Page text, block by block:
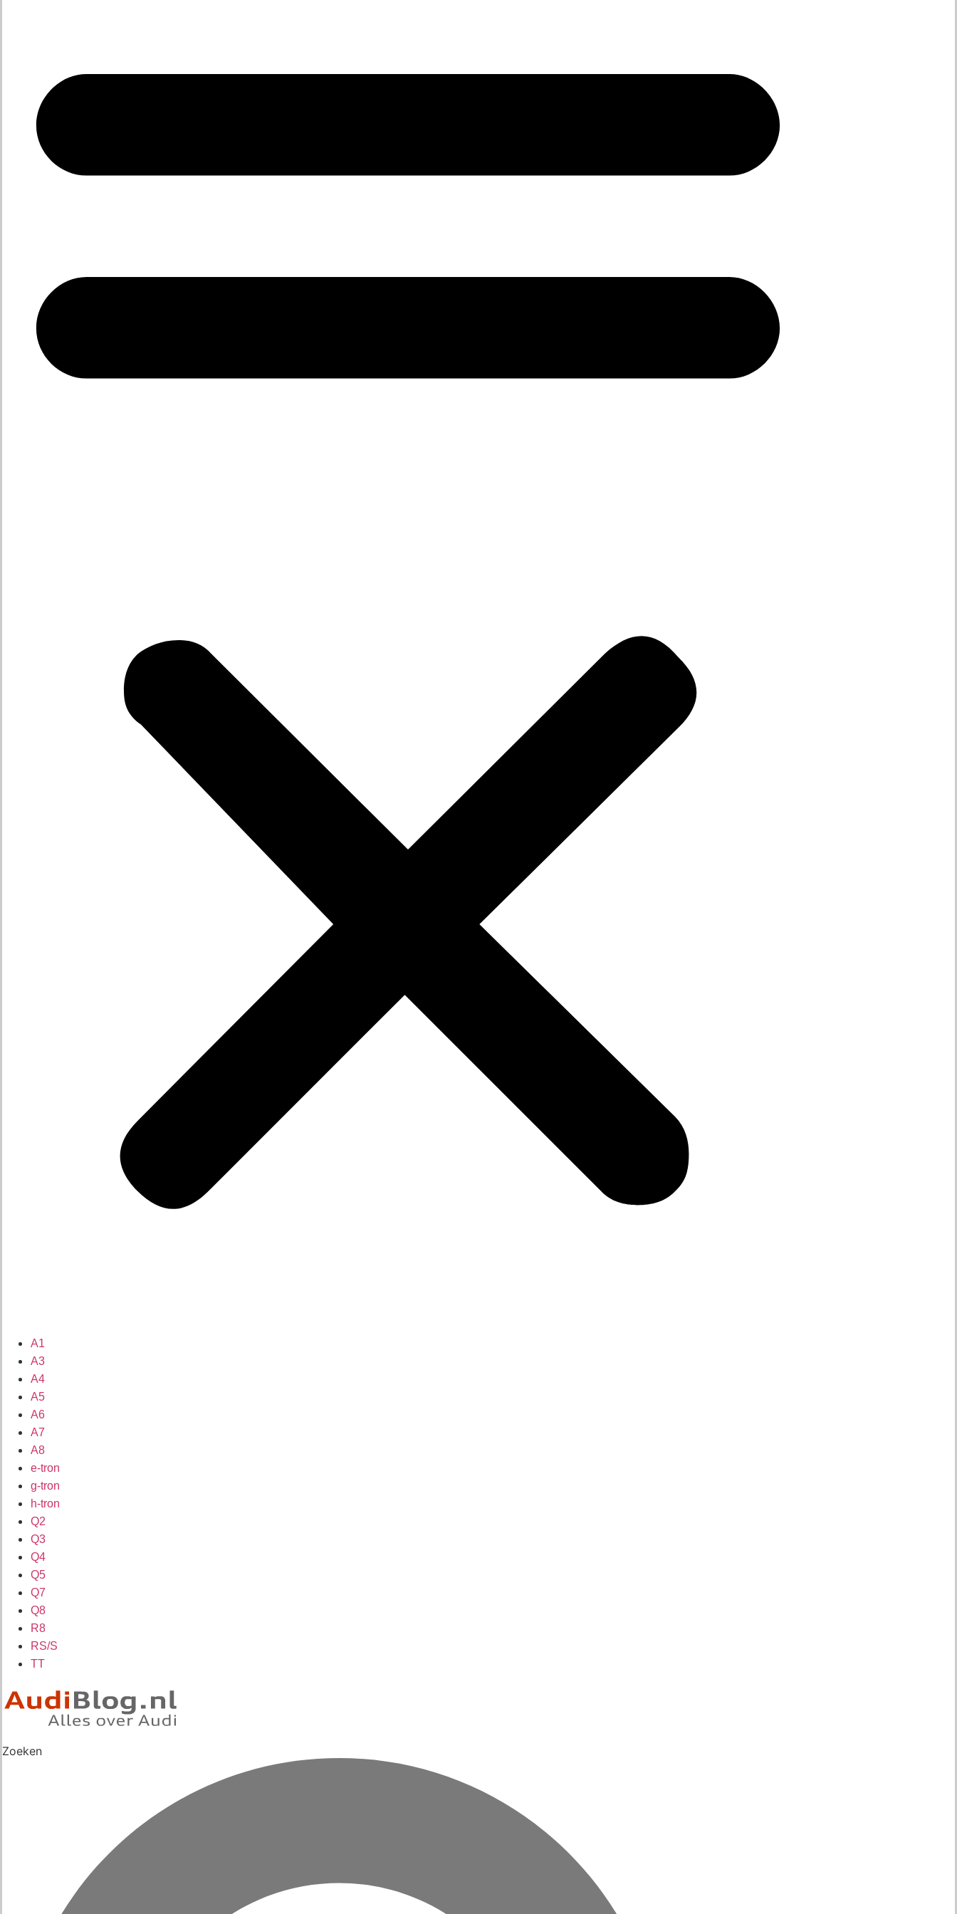
A1
A3
A4
A5
A6
A7
A8
e-tron
g-tron
h-tron
Q2
Q3
Q4
Q5
Q7
Q8
R8
RS/S
TT
Zoeken